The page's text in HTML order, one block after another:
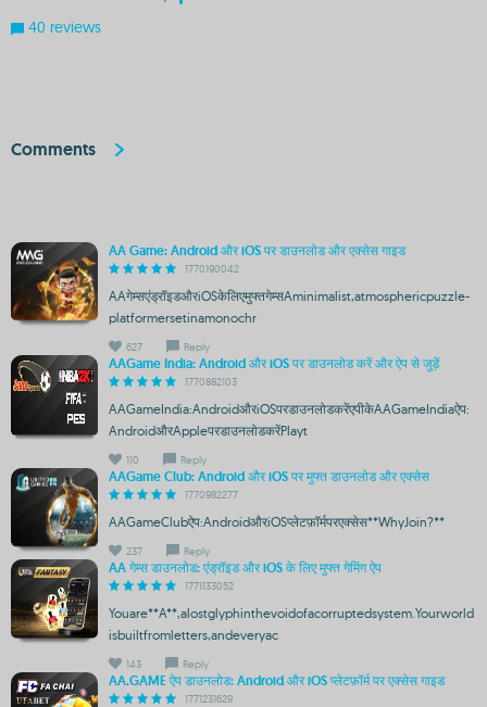
40 reviews
Comments
AA Game: Android और iOS पर डाउनलोड और एक्सेस गाइड
1770190042
AAगेम्सएंड्रॉइडऔरiOSकेलिएमुफ्तगेम्सAminimalist,atmosphericpuzzle-
platformersetinamonochr
627 Reply
AAGame India: Android और iOS पर डाउनलोड करें और ऐप से जुड़ें
1770882103
AAGameIndia:AndroidऔरiOSपरडाउनलोडकरेंएपीकेAAGameIndiaऐप:
AndroidऔरAppleपरडाउनलोडकरेंPlayt
110 Reply
AAGame Club: Android और iOS पर मुफ्त डाउनलोड और एक्सेस
1770982277
AAGameClubऐप:AndroidऔरiOSप्लेटफ़ॉर्मपरएक्सेस**WhyJoin?**
237 Reply
AA गेम्स डाउनलोड: एंड्रॉइड और iOS के लिए मुफ्त गेमिंग ऐप
1771133052
Youare**A**,alostglyphinthevoidofacorruptedsystem.Yourworld
isbuiltfromletters,andeveryac
143 Reply
AA.GAME ऐप डाउनलोड: Android और iOS प्लेटफ़ॉर्म पर एक्सेस गाइड
1771231629